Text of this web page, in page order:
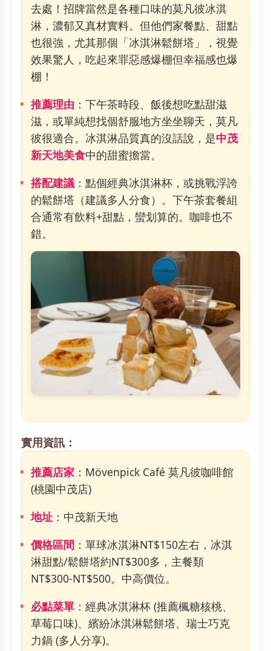
去處！招牌當然是各種口味的莫凡彼冰淇
淋，濃郁又真材實料。但他們家餐點、甜點
也很強，尤其那個「冰淇淋鬆餅塔」，視覺
效果驚人，吃起來罪惡感爆棚但幸福感也爆
棚！
推薦理由 ：下午茶時段、飯後想吃點甜滋
滋，或單純想找個舒服地方坐坐聊天，莫凡
彼很適合。冰淇淋品質真的沒話說，是中茂
新天地美食中的甜蜜擔當。
搭配建議 ：點個經典冰淇淋杯，或挑戰浮誇
的鬆餅塔（建議多人分食）。下午茶套餐組
合通常有飲料+甜點，蠻划算的。咖啡也不
錯。
實用資訊：
推薦店家 ：Mövenpick Café 莫凡彼咖啡館
(桃園中茂店)
地址 ：中茂新天地
價格區間 ：單球冰淇淋NT$150左右，冰淇
淋甜點/鬆餅塔約NT$300多，主餐類
NT$300-NT$500。中高價位。
必點菜單 ：經典冰淇淋杯 (推薦楓糖核桃、
草莓口味)、繽紛冰淇淋鬆餅塔、瑞士巧克
力鍋 (多人分享)。